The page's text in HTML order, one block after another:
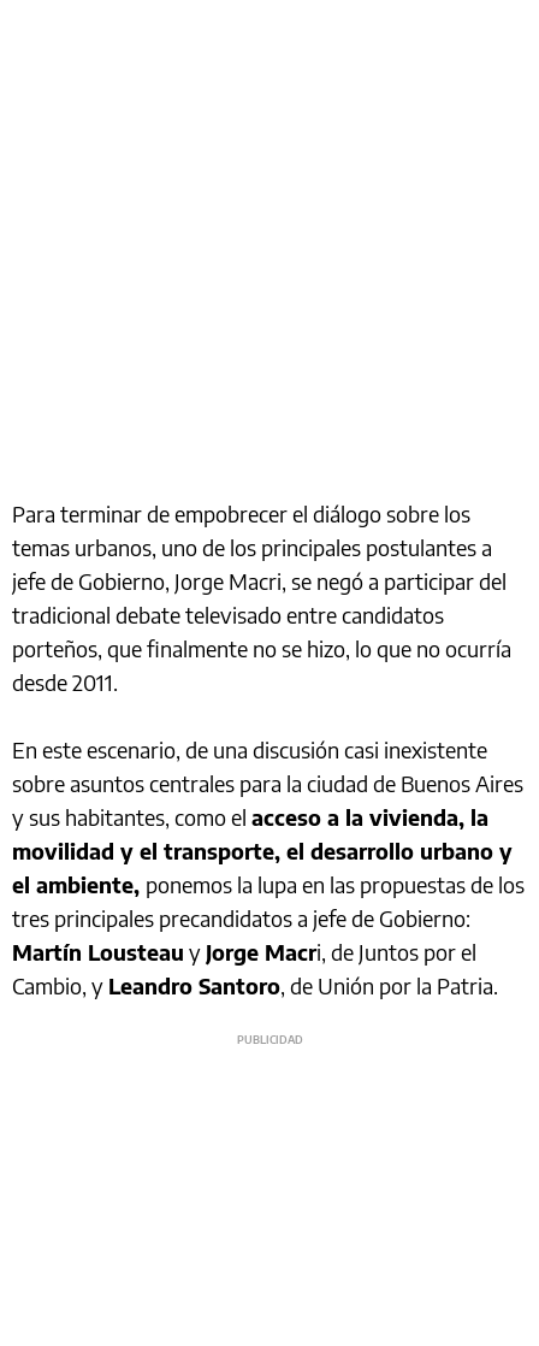
Para terminar de empobrecer el diálogo sobre los
temas urbanos, uno de los principales postulantes a
jefe de Gobierno, Jorge Macri, se negó a participar del
tradicional debate televisado entre candidatos
porteños, que finalmente no se hizo, lo que no ocurría
desde 2011.
En este escenario, de una discusión casi inexistente
sobre asuntos centrales para la ciudad de Buenos Aires
y sus habitantes, como el acceso a la vivienda, la
movilidad y el transporte, el desarrollo urbano y
el ambiente, ponemos la lupa en las propuestas de los
tres principales precandidatos a jefe de Gobierno:
Martín Lousteau y Jorge Macri, de Juntos por el
Cambio, y Leandro Santoro, de Unión por la Patria.